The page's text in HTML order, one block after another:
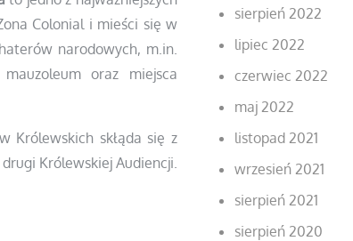
Colonial i mieści się w
narodowych, m.in.
oraz miejsca
Królewskich skłąda się z
Królewskiej Audiencji.
sierpień 2022
lipiec 2022
czerwiec 2022
maj 2022
listopad 2021
wrzesień 2021
sierpień 2021
sierpień 2020